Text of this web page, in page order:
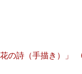
の詩（手描き）」